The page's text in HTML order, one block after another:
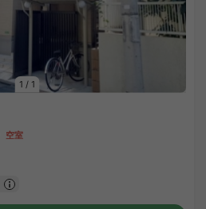
1 / 1
空室